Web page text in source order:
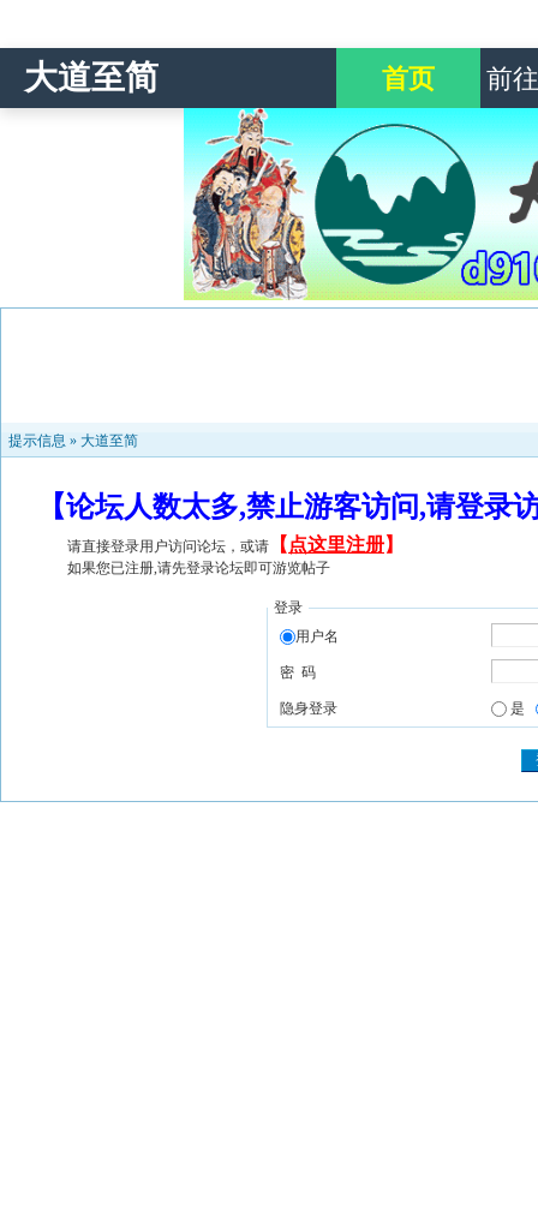
大道至简 首页 前
提示信息 » 大道至简
【论坛人数太多,禁止游客访问,请登
请直接登录用户访问论坛，或请 【 点这里注册】
如果您已注册,请先登录论坛即可游览帖子
登录
用户名
密 码
隐身登录 是